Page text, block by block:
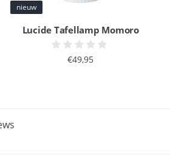
nieuw
Lucide Tafellamp Momoro
€49,95